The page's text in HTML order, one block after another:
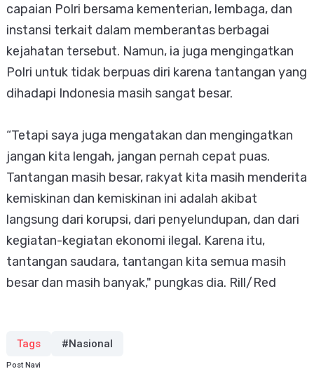
capaian Polri bersama kementerian, lembaga, dan
instansi terkait dalam memberantas berbagai
kejahatan tersebut. Namun, ia juga mengingatkan
Polri untuk tidak berpuas diri karena tantangan yang
dihadapi Indonesia masih sangat besar.
“Tetapi saya juga mengatakan dan mengingatkan
jangan kita lengah, jangan pernah cepat puas.
Tantangan masih besar, rakyat kita masih menderita
kemiskinan dan kemiskinan ini adalah akibat
langsung dari korupsi, dari penyelundupan, dan dari
kegiatan-kegiatan ekonomi ilegal. Karena itu,
tantangan saudara, tantangan kita semua masih
besar dan masih banyak," pungkas dia. Rill/Red
Tags #Nasional
Post Navi